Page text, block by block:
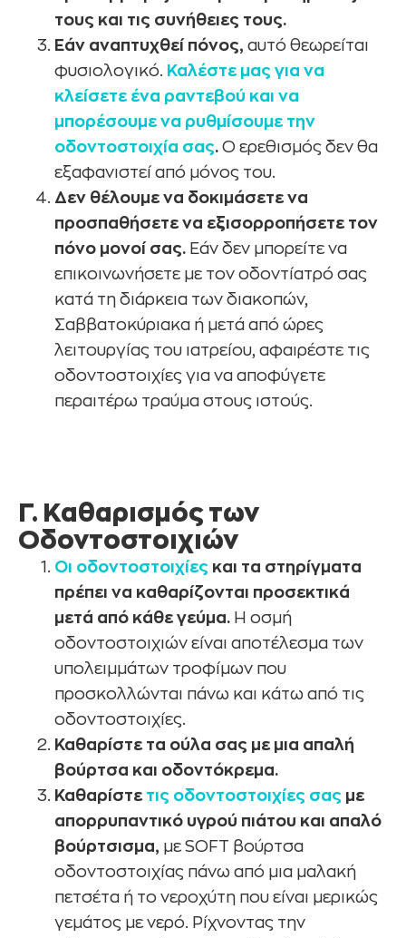
τους και τις συνήθειες τους.
Εάν αναπτυχθεί πόνος, αυτό θεωρείται
φυσιολογικό. Καλέστε μας για να
κλείσετε ένα ραντεβού και να
μπορέσουμε να ρυθμίσουμε την
οδοντοστοιχία σας. Ο ερεθισμός δεν θα
εξαφανιστεί από μόνος του.
Δεν θέλουμε να δοκιμάσετε να
προσπαθήσετε να εξισορροπήσετε τον
πόνο μονοί σας. Εάν δεν μπορείτε να
επικοινωνήσετε με τον οδοντίατρό σας
κατά τη διάρκεια των διακοπών,
Σαββατοκύριακα ή μετά από ώρες
λειτουργίας του ιατρείου, αφαιρέστε τις
οδοντοστοιχίες για να αποφύγετε
περαιτέρω τραύμα στους ιστούς.
Γ. Καθαρισμός των
Οδοντοστοιχιών
Οι οδοντοστοιχίες και τα στηρίγματα
πρέπει να καθαρίζονται προσεκτικά
μετά από κάθε γεύμα. Η οσμή
οδοντοστοιχιών είναι αποτέλεσμα των
υπολειμμάτων τροφίμων που
προσκολλώνται πάνω και κάτω από τις
οδοντοστοιχίες.
Καθαρίστε τα ούλα σας με μια απαλή
βούρτσα και οδοντόκρεμα.
Καθαρίστε τις οδοντοστοιχίες σας με
απορρυπαντικό υγρού πιάτου και απαλό
βούρτσισμα, με SOFT βούρτσα
οδοντοστοιχίας πάνω από μια μαλακή
πετσέτα ή το νεροχύτη που είναι μερικώς
γεμάτος με νερό. Ρίχνοντας την